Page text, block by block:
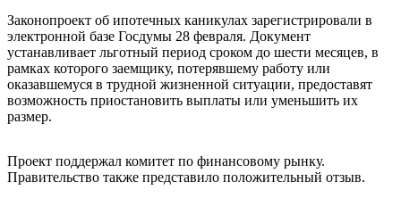
Законопроект об ипотечных каникулах зарегистрировали в
электронной базе Госдумы 28 февраля. Документ
устанавливает льготный период сроком до шести месяцев, в
рамках которого заемщику, потерявшему работу или
оказавшемуся в трудной жизненной ситуации, предоставят
возможность приостановить выплаты или уменьшить их
размер.
Проект поддержал комитет по финансовому рынку.
Правительство также представило положительный отзыв.